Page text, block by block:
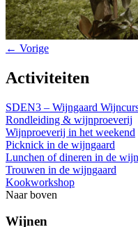
← Vorige
Activiteiten
SDEN3 – Wijngaard
Rondleiding & wijnproeverij
Wijnproeverij in het weekend
Picknick in de wijngaard
Lunchen of dineren in de
Trouwen in de wijngaard
Kookworkshop
Naar boven
Wijnen